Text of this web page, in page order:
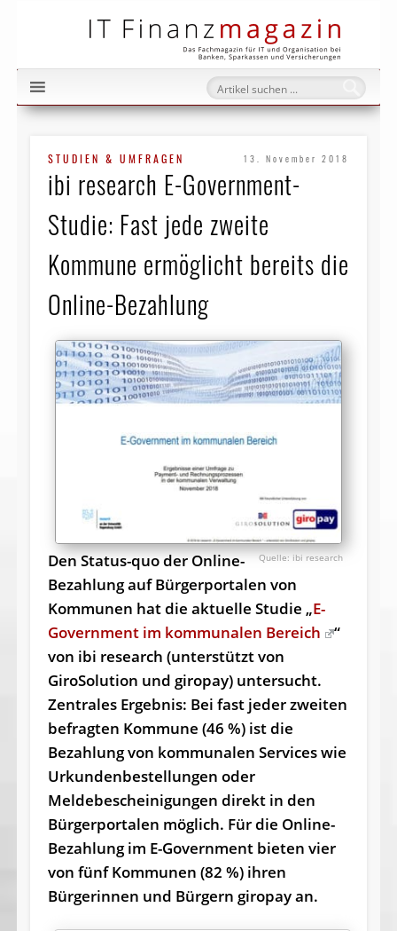
STUDIEN & UMFRAGEN 13. November 2018
ibi research E-Government-
Studie: Fast jede zweite
Kommune ermöglicht bereits die
Online-Bezahlung
ibi research
Den Status-quo der Online-
Bezahlung auf Bürgerportalen von
Kommunen hat die aktuelle Studie „E-
Government im kommunalen Bereich
“
von ibi research (unterstützt von
GiroSolution und giropay) untersucht.
Zentrales Ergebnis: Bei fast jeder zweiten
befragten Kommune (46 %) ist die
Bezahlung von kommunalen Services wie
Urkundenbestellungen oder
Meldebescheinigungen direkt in den
Bürgerportalen möglich. Für die Online-
Bezahlung im E-Government bieten vier
von fünf Kommunen (82 %) ihren
Bürgerinnen und Bürgern giropay an.